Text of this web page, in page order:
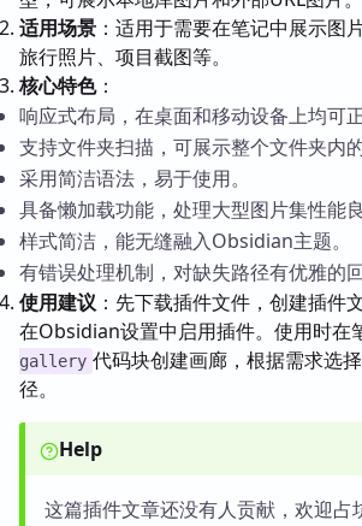
适用场景 ：适用于需要在笔记中展示图
旅行照片、项目截图等。
核心特色：
响应式布局，在桌面和移动设备上均可正
支持文件夹扫描，可展示整个文件夹内的
采用简洁语法，易于使用。
具备懒加载功能，处理大型图片集性能良
样式简洁，能无缝融入Obsidian主题。
有错误处理机制，对缺失路径有优雅的回
使用建议 ：先下载插件文件，创建插件
在Obsidian设置中启用插件。使用时在
gallery 代码块创建画廊，根据需求选
径。
Help
这篇插件文章还没有人贡献，欢迎占